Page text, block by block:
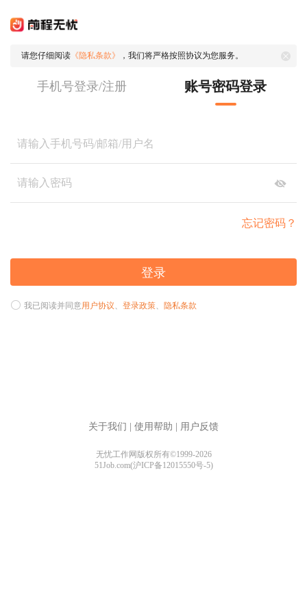
请您仔细阅读 《隐私条款》 ，我们将严格按照协议为您服务。
手机号登录/注册 账号密码登录
忘记密码？
登录
我已阅读并同意用户协议、 登录政策、 隐私条款
关于我们 使用帮助 用户反馈
无忧工作网版权所有©1999-2026
51Job.com(沪ICP备12015550号-5)